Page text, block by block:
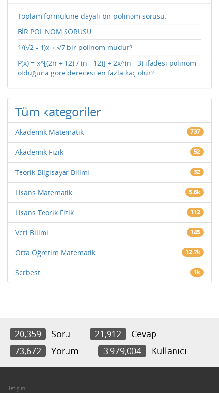
Toplam formülüne dayalı bir polinom sorusu.
BİR POLİNOM SORUSU
1/(√2 - 1)x + √7 bir polinom mudur?
P(x) = x^[(2n + 12) / (n - 12)] + 2x^(n - 3) ifadesi polinom
olduğuna göre derecesi en fazla kaç olur?
Tüm kategoriler
Akademik Matematik 737
Akademik Fizik 52
Teorik Bilgisayar Bilimi 32
Lisans Matematik 5.6k
Lisans Teorik Fizik 112
Veri Bilimi 145
Orta Öğretim Matematik 12.7k
Serbest 1k
20,359 Soru 21,912
Cevap
73,672
Yorum 3,979,004 Kullanıcı
İletişim